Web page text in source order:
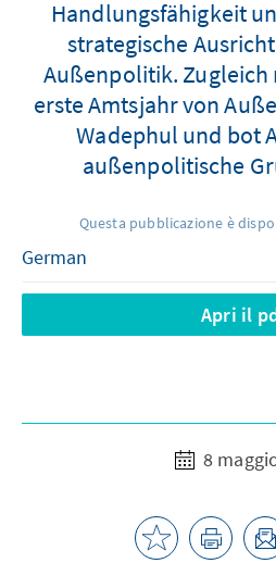
Handlungsfähigkeit
strategische
Außenpolitik. Zugleich
erste Amtsjahr von
Wadephul und bot
außenpolitische
Questa pubblicazione è
Apri il
8